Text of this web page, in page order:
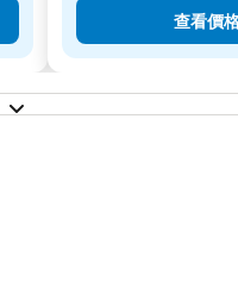
查看價